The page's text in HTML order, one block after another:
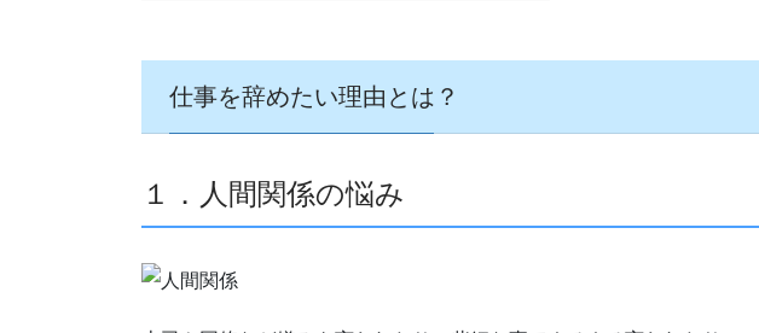
仕事を辞めたい理由とは？
１．人間関係の悩み